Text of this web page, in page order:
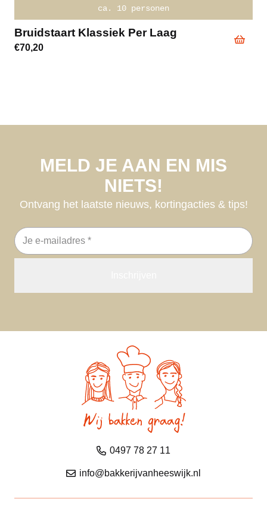
ca. 10 personen
Bruidstaart Klassiek Per Laag
€70,20
MELD JE AAN EN MIS
NIETS!
Ontvang het laatste nieuws, kortingacties & tips!
E-
mailadres
0497 78 27 11
info@bakkerijvanheeswijk.nl